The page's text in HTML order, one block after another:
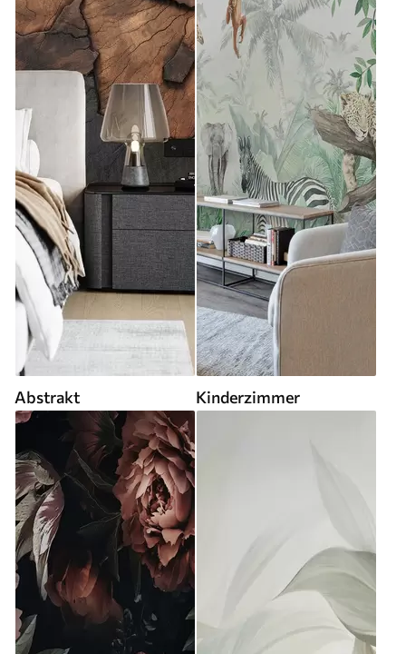
Abstrakt Kinderzimmer